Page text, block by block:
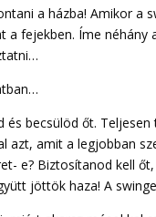
a házba! Amikor a
fejekben. Íme néhány
és becsülöd őt.
azt, amit a legjobban
e? Biztosítanod kell
jöttök haza! A